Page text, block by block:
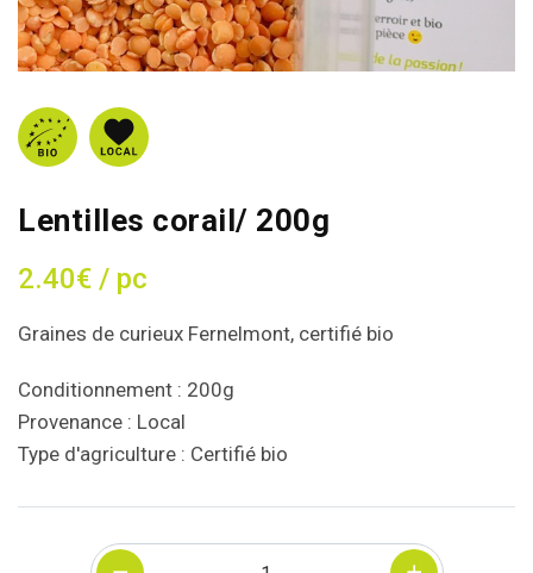
Lentilles corail/ 200g
2.40€ / pc
Graines de curieux Fernelmont, certifié bio
Conditionnement : 200g
Provenance : Local
Type d'agriculture : Certifié bio
Quantité